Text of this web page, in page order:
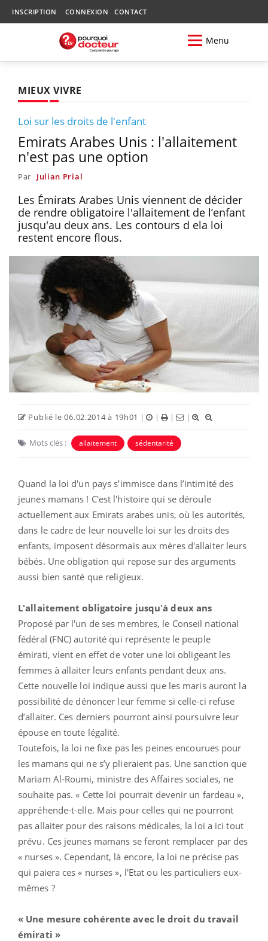
INSCRIPTION CONNEXION CONTACT
Menu
MIEUX VIVRE
Loi sur les droits de l'enfant
Emirats Arabes Unis : l'allaitement
n'est pas une option
Par Julian Prial
Les Émirats Arabes Unis viennent de décider
de rendre obligatoire l'allaitement de l’enfant
jusqu'au deux ans. Les contours d ela loi
restent encore flous.
Publié le 06.02.2014 à 19h01 | | | |
Mots clés : allaitement sédentarité
Quand la loi d'un pays s’immisce dans l’intimité des
jeunes mamans ! C'est l'histoire qui se déroule
actuellement aux Emirats arabes unis, où les autorités,
dans le cadre de leur nouvelle loi sur les droits des
enfants, imposent désormais aux mères d'allaiter leurs
bébés. Une obligation qui repose sur des arguments
aussi bien santé que religieux.
L'allaitement obligatoire jusqu'à deux ans
Proposé par l'un de ses membres, le Conseil national
fédéral (FNC) autorité qui représente le peuple
émirati, vient en effet de voter une loi obligeant les
femmes à allaiter leurs enfants pendant deux ans.
Cette nouvelle loi indique aussi que les maris auront la
possibilité de dénoncer leur femme si celle-ci refuse
d’allaiter. Ces derniers pourront ainsi poursuivre leur
épouse en toute légalité.
Toutefois, la loi ne fixe pas les peines encourues pour
les mamans qui ne s’y plieraient pas. Une sanction que
Mariam Al-Roumi, ministre des Affaires sociales, ne
souhaite pas. « Cette loi pourrait devenir un fardeau »,
appréhende-t-elle. Mais pour celles qui ne pourront
pas allaiter pour des raisons médicales, la loi a ici tout
prévu. Ces jeunes mamans se feront remplacer par des
« nurses ». Cependant, là encore, la loi ne précise pas
qui paiera ces « nurses », l'Etat ou les particuliers eux-
mêmes ?
« Une mesure cohérente avec le droit du travail
émirati »